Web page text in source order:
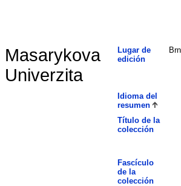
Masarykova
Univerzita
Lugar de
edición
Idioma del
resumen
Título de la
colección
Fascículo
de la
colección